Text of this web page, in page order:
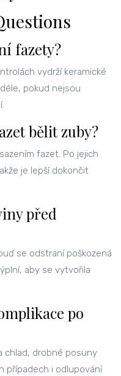
fazety?
vydrží keramické
pokud nejsou
bělit zuby?
fazet. Po jejich
je lepší dokončit
před
se odstraní poškozená
aby se vytvořila
po
chlad, drobné posuny
případech i odlupování